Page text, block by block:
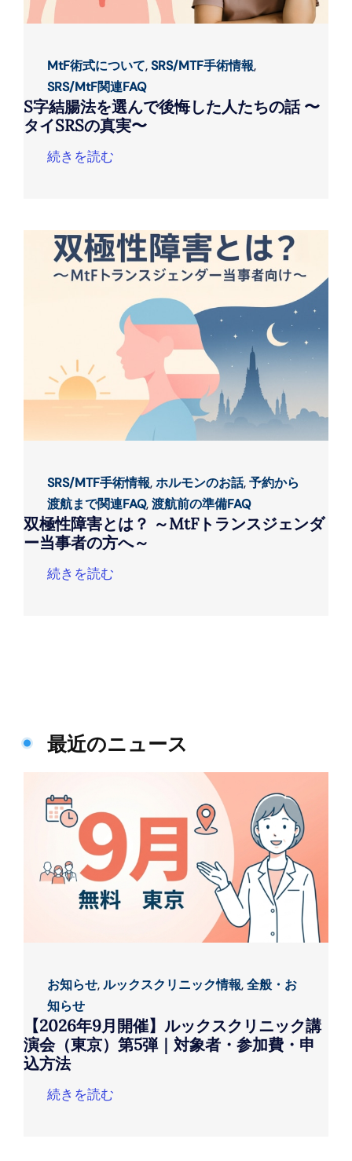
MtF術式について,SRS/MTF手術情報,
SRS/MtF関連FAQ
S字結腸法を選んで後悔した人たちの話 〜
タイSRSの真実〜
続きを読む
SRS/MTF手術情報,ホルモンのお話,予約から
渡航まで関連FAQ,渡航前の準備FAQ
双極性障害とは？ ～MtFトランスジェンダ
ー当事者の方へ～
続きを読む
最近のニュース
お知らせ,ルックスクリニック情報,全般・お
知らせ
【2026年9月開催】ルックスクリニック講
演会（東京）第5弾｜対象者・参加費・申
込方法
続きを読む